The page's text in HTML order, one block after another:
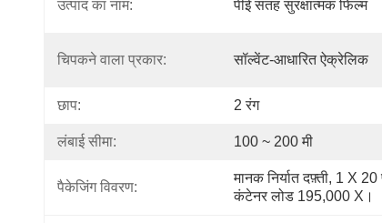
उत्पाद का नाम: पीई सतह सुरक्षात्मक फिल्म
चिपकने वाला प्रकार: सॉल्वेंट-आधारित ऐक्रेलिक
छाप: 2 रंग
लंबाई सीमा: 100 ~ 200 मी
पैकेजिंग विवरण:
मानक निर्यात दफ़्ती, 1 X
कंटेनर लोड 195,000 X।